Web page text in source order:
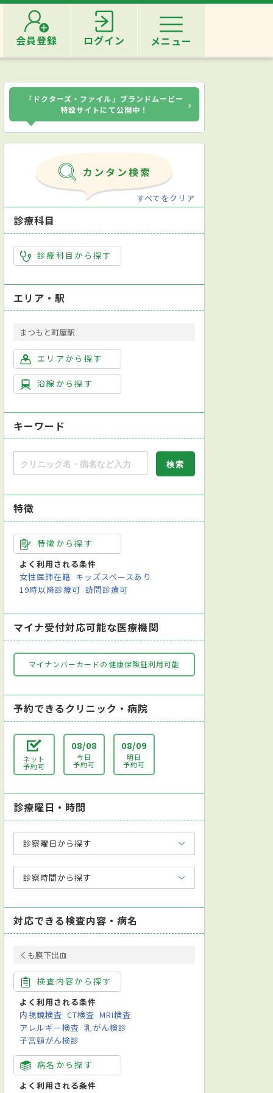
会員登録 ログイン メニュー
「ドクターズ・ファイル」ブランドムービー
特設サイトにて公開中！
›
すべてをクリア
診療科目
診療科目から探す
エリア・駅
まつもと町屋駅
エリアから探す
沿線から探す
キーワード
特徴
特徴から探す
よく利用される条件
女性医師在籍 キッズスペースあり
19時以降診療可 訪問診療可
マイナ受付対応可能な医療機関
マイナンバーカードの健康保険証利用可能
予約できるクリニック・病院
ネット
予約可
08/08
今日
予約可
08/09
明日
予約可
診療曜日・時間
診察曜日から探す
診察時間から探す
対応できる検査内容・病名
くも膜下出血
検査内容から探す
よく利用される条件
内視鏡検査 CT検査 MRI検査
アレルギー検査 乳がん検診
子宮頸がん検診
病名から探す
よく利用される条件